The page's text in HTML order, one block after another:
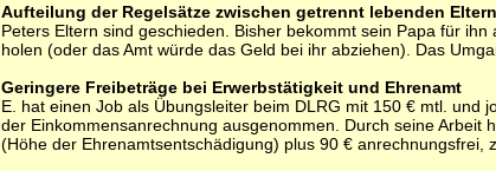
Aufteilung der Regelsätze zwischen getrennt lebenden Eltern
Peters Eltern sind geschieden. Bisher bekommt sein Papa für
holen (oder das Amt würde das Geld bei ihr abziehen). Das
Geringere Freibeträge bei Erwerbstätigkeit und Ehrenamt
E. hat einen Job als Übungsleiter beim DLRG mit 150 € mtl.
der Einkommensanrechnung ausgenommen. Durch seine
(Höhe der Ehrenamtsentschädigung) plus 90 €